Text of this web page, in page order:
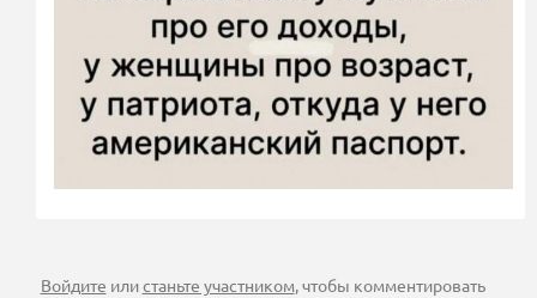
Войдите илистаньте участником, чтобы комментировать